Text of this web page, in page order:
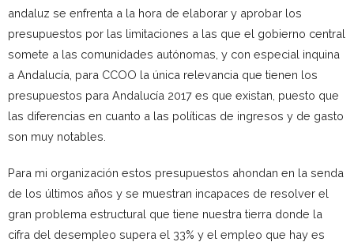
andaluz se enfrenta a la hora de elaborar y aprobar los
presupuestos por las limitaciones a las que el gobierno central
somete a las comunidades autónomas, y con especial inquina
a Andalucía, para CCOO la única relevancia que tienen los
presupuestos para Andalucía 2017 es que existan, puesto que
las diferencias en cuanto a las políticas de ingresos y de gasto
son muy notables.
Para mi organización estos presupuestos ahondan en la senda
de los últimos años y se muestran incapaces de resolver el
gran problema estructural que tiene nuestra tierra donde la
cifra del desempleo supera el 33% y el empleo que hay es